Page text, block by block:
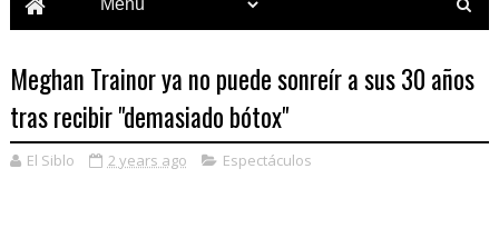
Meghan Trainor ya no puede sonreír a sus 30 años
tras recibir "demasiado bótox"
El Siblo 2 years ago Espectáculos